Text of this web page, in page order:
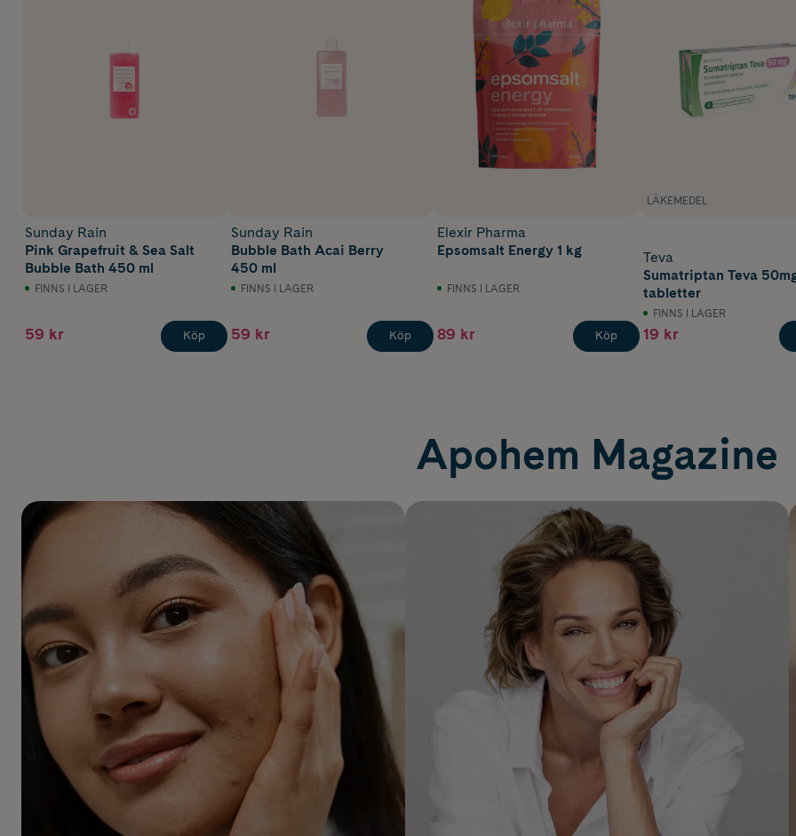
Sunday Rain
Pink Grapefruit & Sea Salt
Bubble Bath 450 ml
FINNS I LAGER
59 kr Köp
Sunday Rain
Bubble Bath Acai Berry
450 ml
FINNS I LAGER
59 kr Köp
Elexir Pharma
Epsomsalt Energy 1 kg
FINNS I LAGER
89 kr Köp
LÄKEMEDEL
Teva
Sumatriptan Teva
tabletter
FINNS I LAGER
19 kr
Apohem Magazine